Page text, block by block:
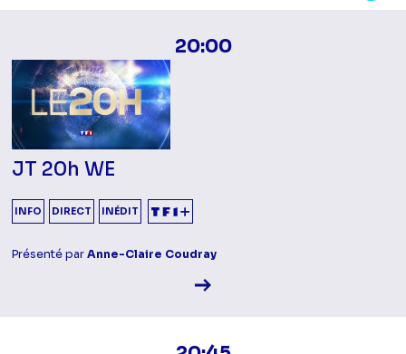
20:00
JT 20h WE
INFO DIRECT INÉDIT
Présenté parAnne-Claire Coudray
Voir la fiche diffusion